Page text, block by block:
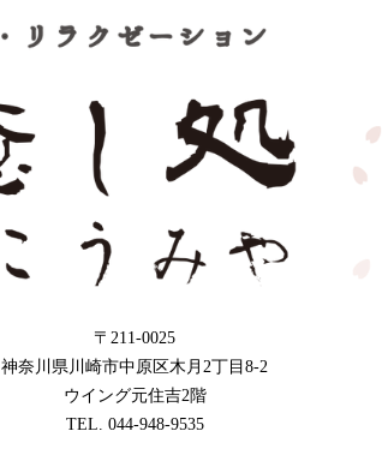
〒211-0025
神奈川県川崎市中原区木月2丁目8-2
ウイング元住吉2階
TEL. 044-948-9535